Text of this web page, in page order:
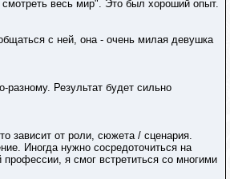
весь мир". Это был хороший опыт.
с ней, она - очень милая девушка
Результат будет сильно
зависит от роли, сюжета / сценария.
Иногда нужно сосредоточиться на
я смог встретиться со многими